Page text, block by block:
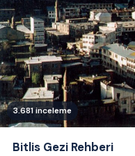
3.681 inceleme
Bitlis Gezi Rehberi